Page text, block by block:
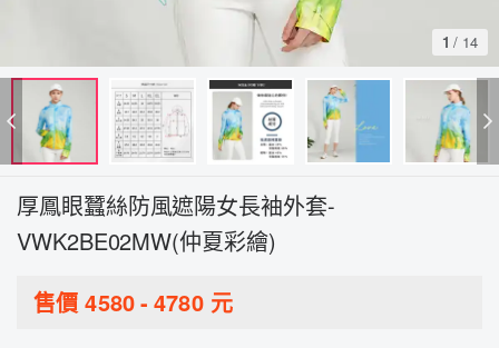
1 / 14
厚鳳眼蠶絲防風遮陽女長袖外套-
VWK2BE02MW(仲夏彩繪)
售價4580- 4780元